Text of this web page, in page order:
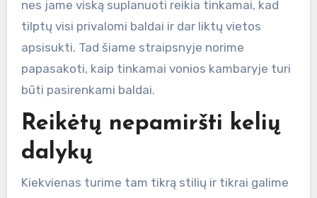
nes jame viską suplanuoti reikia tinkamai, kad
tilptų visi privalomi baldai ir dar liktų vietos
apsisukti. Tad šiame straipsnyje norime
papasakoti, kaip tinkamai vonios kambaryje turi
būti pasirenkami baldai.
Reikėtų nepamiršti kelių
dalykų
Kiekvienas turime tam tikrą stilių ir tikrai galime